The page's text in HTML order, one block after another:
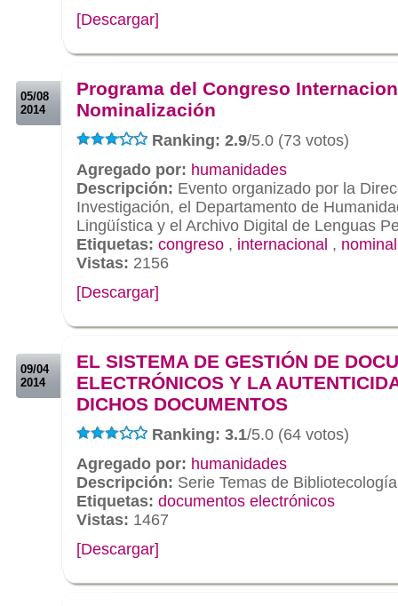
[Descargar]
05/08
2014
Programa del Congreso
Nominalización
Ranking: 2.9/5.0 (73 votos)
Agregado por: humanidades
Descripción: Evento organizado por la
Investigación, el Departamento de
Lingüística y el Archivo Digital de Lenguas
Etiquetas: congreso , internacional ,
Vistas: 2156
[Descargar]
09/04
2014
EL SISTEMA DE GESTIÓN DE
ELECTRÓNICOS Y LA
DICHOS DOCUMENTOS
Ranking: 3.1/5.0 (64 votos)
Agregado por: humanidades
Descripción: Serie Temas de
Etiquetas: documentos electrónicos
Vistas: 1467
[Descargar]